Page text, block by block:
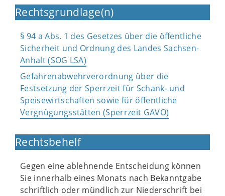
Rechtsgrundlage(n)
§ 94 a Abs. 1 des Gesetzes über die öffentliche
Sicherheit und Ordnung des Landes Sachsen-
Anhalt (SOG LSA)
Gefahrenabwehrverordnung über die
Festsetzung der Sperrzeit für Schank- und
Speisewirtschaften sowie für öffentliche
Vergnügungsstätten (Sperrzeit GAVO)
Rechtsbehelf
Gegen eine ablehnende Entscheidung können
Sie innerhalb eines Monats nach Bekanntgabe
schriftlich oder mündlich zur Niederschrift bei